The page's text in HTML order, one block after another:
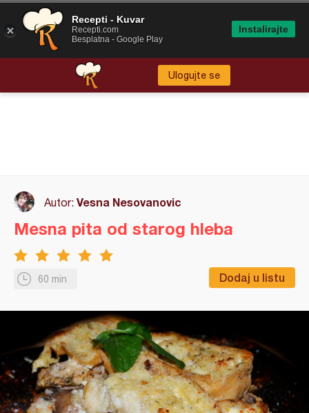
Ulogujte se
Autor: Vesna Nesovanovic
60 min Dodaj u listu
Mesna pita od starog hleba
Recepti - Kuvar
Recepti.com
Besplatna - Google Play
Instalirajte